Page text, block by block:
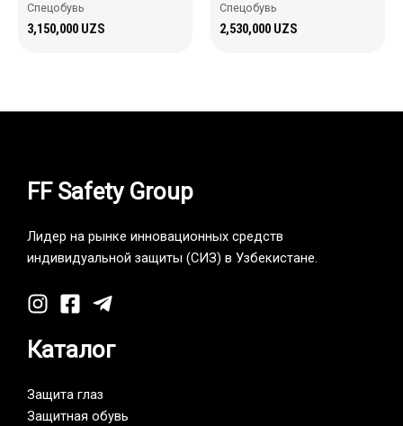
Спецобувь
3,150,000 UZS
Спецобувь
2,530,000 UZS
FF Safety Group
Лидер на рынке инновационных средств
индивидуальной защиты (СИЗ) в Узбекистане.
Каталог
Защита глаз
Защитная обувь